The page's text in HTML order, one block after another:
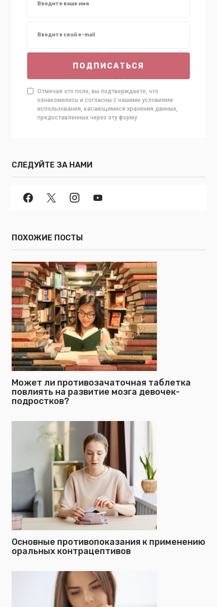
ПОДПИСАТЬСЯ
Отмечая это поле, вы подтверждаете, что
ознакомились и согласны с нашими условиями
использования, касающимися хранения данных,
предоставленных через эту форму.
СЛЕДУЙТЕ ЗА НАМИ
ПОХОЖИЕ ПОСТЫ
Может ли противозачаточная таблетка
повлиять на развитие мозга девочек-
подростков?
Основные противопоказания к применению
оральных контрацептивов